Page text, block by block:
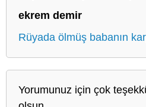
ekrem demir
Rüyada ölmüş babanın
Yorumunuz için çok